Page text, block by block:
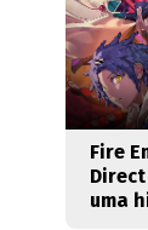
Fire
uma